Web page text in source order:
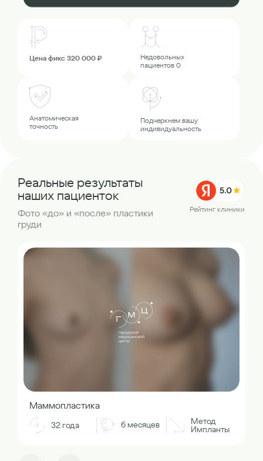
Цена фикс 320 000 ₽
Недовольных
пациентов 0
Анатомическая
точность
Подчеркнем вашу
индивидуальность
Реальные результаты
наших пациенток
Фото «до» и «после» пластики
груди
Рейтинг клиники
Маммопластика
32 года 6 месяцев Метод
Импланты